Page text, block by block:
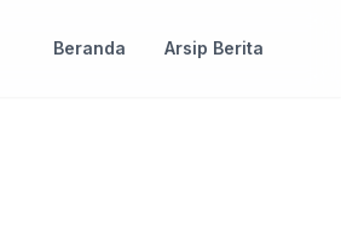
Beranda Arsip Berita